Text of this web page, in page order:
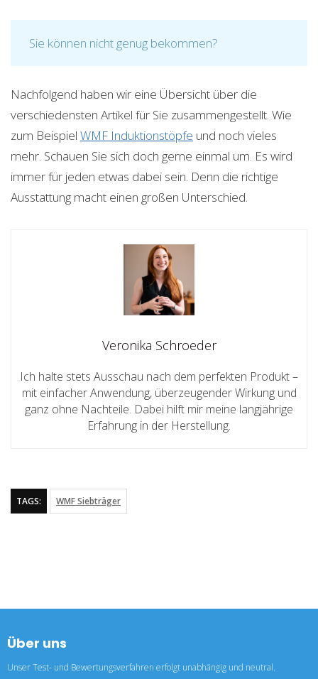
Sie können nicht genug bekommen?
Nachfolgend haben wir eine Übersicht über die
verschiedensten Artikel für Sie zusammengestellt. Wie
zum Beispiel WMF Induktionstöpfe und noch vieles
mehr. Schauen Sie sich doch gerne einmal um. Es wird
immer für jeden etwas dabei sein. Denn die richtige
Ausstattung macht einen großen Unterschied.
Veronika Schroeder
Ich halte stets Ausschau nach dem perfekten Produkt –
mit einfacher Anwendung, überzeugender Wirkung und
ganz ohne Nachteile. Dabei hilft mir meine langjährige
Erfahrung in der Herstellung.
TAGS: WMF Siebträger
Über uns
Unser Test- und Bewertungsverfahren erfolgt unabhängig und neutral.